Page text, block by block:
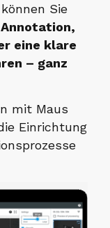
Sie
eine klare
– ganz
mit Maus
Einrichtung